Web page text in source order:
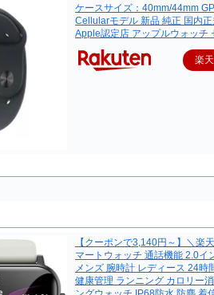
ケースサイズ：40mm/44mm
Cellularモデル 新品 純正 国内
Apple認定店 アップルウォッチ
楽
【クーポンで3,140円～】＼楽
マートウォッチ 通話機能 2.0イ
メンズ 腕時計 レディース 24時
健康管理 ランニング カロリー